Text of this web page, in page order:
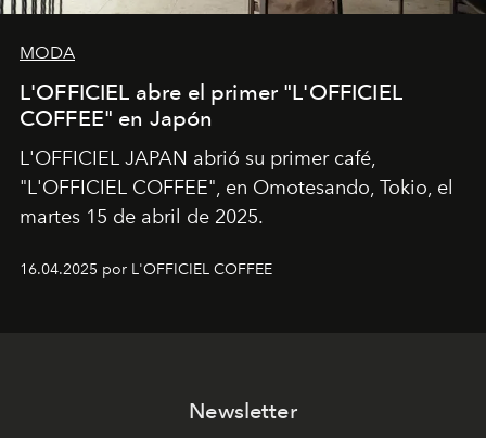
MODA
L'OFFICIEL abre el primer "L'OFFICIEL
COFFEE" en Japón
L'OFFICIEL JAPAN abrió su primer café,
"L'OFFICIEL COFFEE", en Omotesando, Tokio, el
martes 15 de abril de 2025.
16.04.2025 por L'OFFICIEL COFFEE
Newsletter